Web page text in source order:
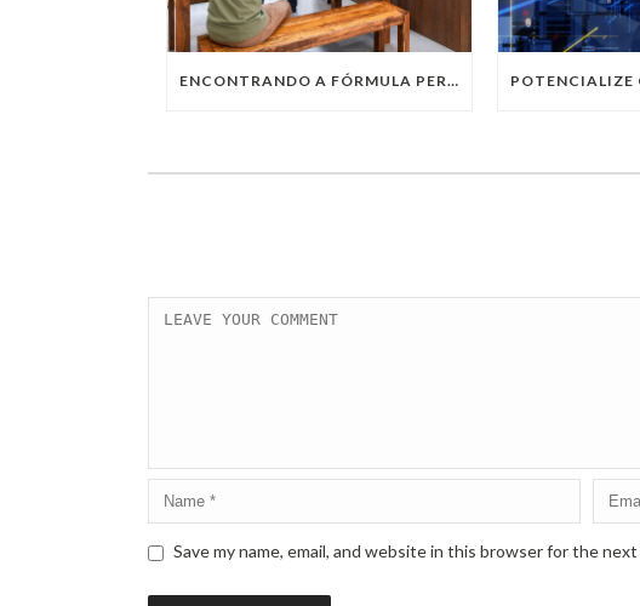
ENCONTRANDO A FÓRMULA PERFEITA: TRABALHO PRESENCIAL, HOME OFFICE OU TRABALHO HÍBRIDO?
Save my name, email, and website in this browser for the